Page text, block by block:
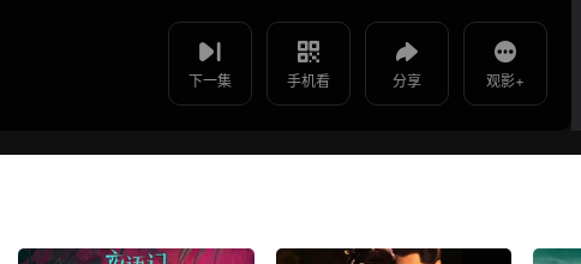
下一集 手机看 分享 观影+